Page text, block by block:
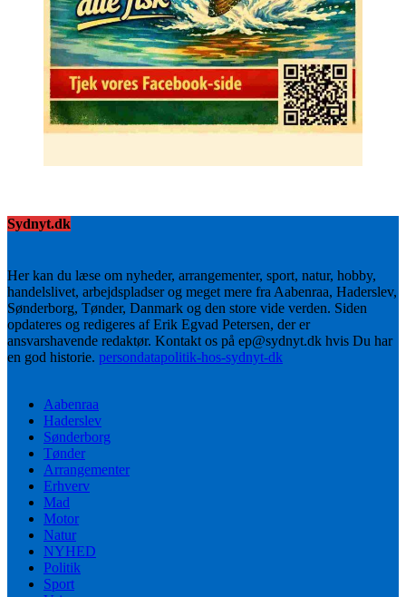
Sydnyt.dk
Her kan du læse om nyheder, arrangementer, sport, natur, hobby,
handelslivet, arbejdspladser og meget mere fra Aabenraa, Haderslev,
Sønderborg, Tønder, Danmark og den store vide verden. Siden
opdateres og redigeres af Erik Egvad Petersen, der er
ansvarshavende redaktør. Kontakt os på ep@sydnyt.dk hvis Du har
en god historie. persondatapolitik-hos-sydnyt-dk
Aabenraa
Haderslev
Sønderborg
Tønder
Arrangementer
Erhverv
Mad
Motor
Natur
NYHED
Politik
Sport